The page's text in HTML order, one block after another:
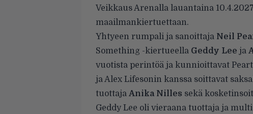
Veikkaus Arenalla lauantaina
maailmankiertuettaan.
Yhtyeen rumpali ja sanoittaja Neil
Something -kiertueella Geddy Lee ja
vuotista perintöä ja kunnioittavat
ja Alex Lifesonin kanssa soittavat
tuottaja Anika Nilles sekä
Geddy Lee oli vieraana tuottaja ja